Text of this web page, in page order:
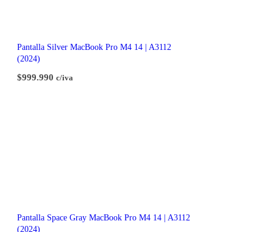
Pantalla Silver MacBook Pro M4 14 | A3112
(2024)
$999.990 c/iva
Pantalla Space Gray MacBook Pro M4 14 | A3112
(2024)